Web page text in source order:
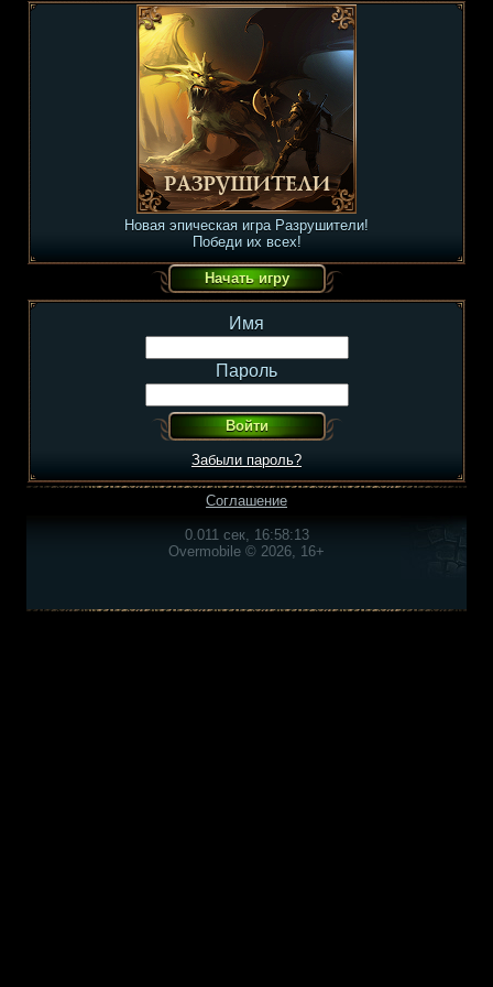
Новая эпическая игра Разрушители!
Победи их всех!
Имя
Пароль
Забыли пароль?
Соглашение
0.011 сек, 16:58:13
Overmobile © 2026, 16+